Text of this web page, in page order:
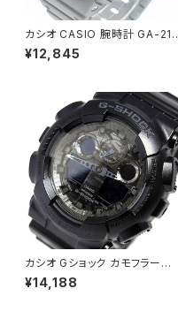
カシオ CASIO 腕時計 GA-211
0ET-8A メンズ レディース Gシ
ョック G-SHOCK クォーツ グレ
¥12,845
カシオ Gショック カモフラージュ
ダイアル メンズ 腕時計 GA-10
0CF-1A シルバー シルバー
¥14,188